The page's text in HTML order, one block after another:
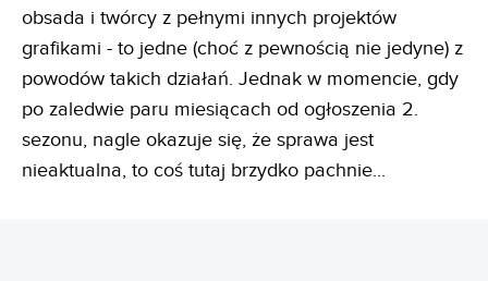
obsada i twórcy z pełnymi innych projektów
grafikami - to jedne (choć z pewnością nie jedyne) z
powodów takich działań. Jednak w momencie, gdy
po zaledwie paru miesiącach od ogłoszenia 2.
sezonu, nagle okazuje się, że sprawa jest
nieaktualna, to coś tutaj brzydko pachnie...